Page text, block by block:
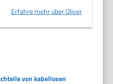
Erfahre mehr über Oliver
von kabellosen